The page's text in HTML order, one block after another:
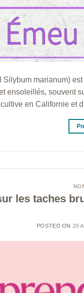
Silybum marianum)
ensoleillés, souvent
en Californie et
les taches
POSTED ON 29